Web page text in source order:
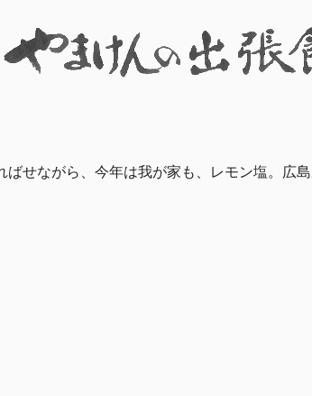
ばせながら、今年は我が家も、レモン塩。広